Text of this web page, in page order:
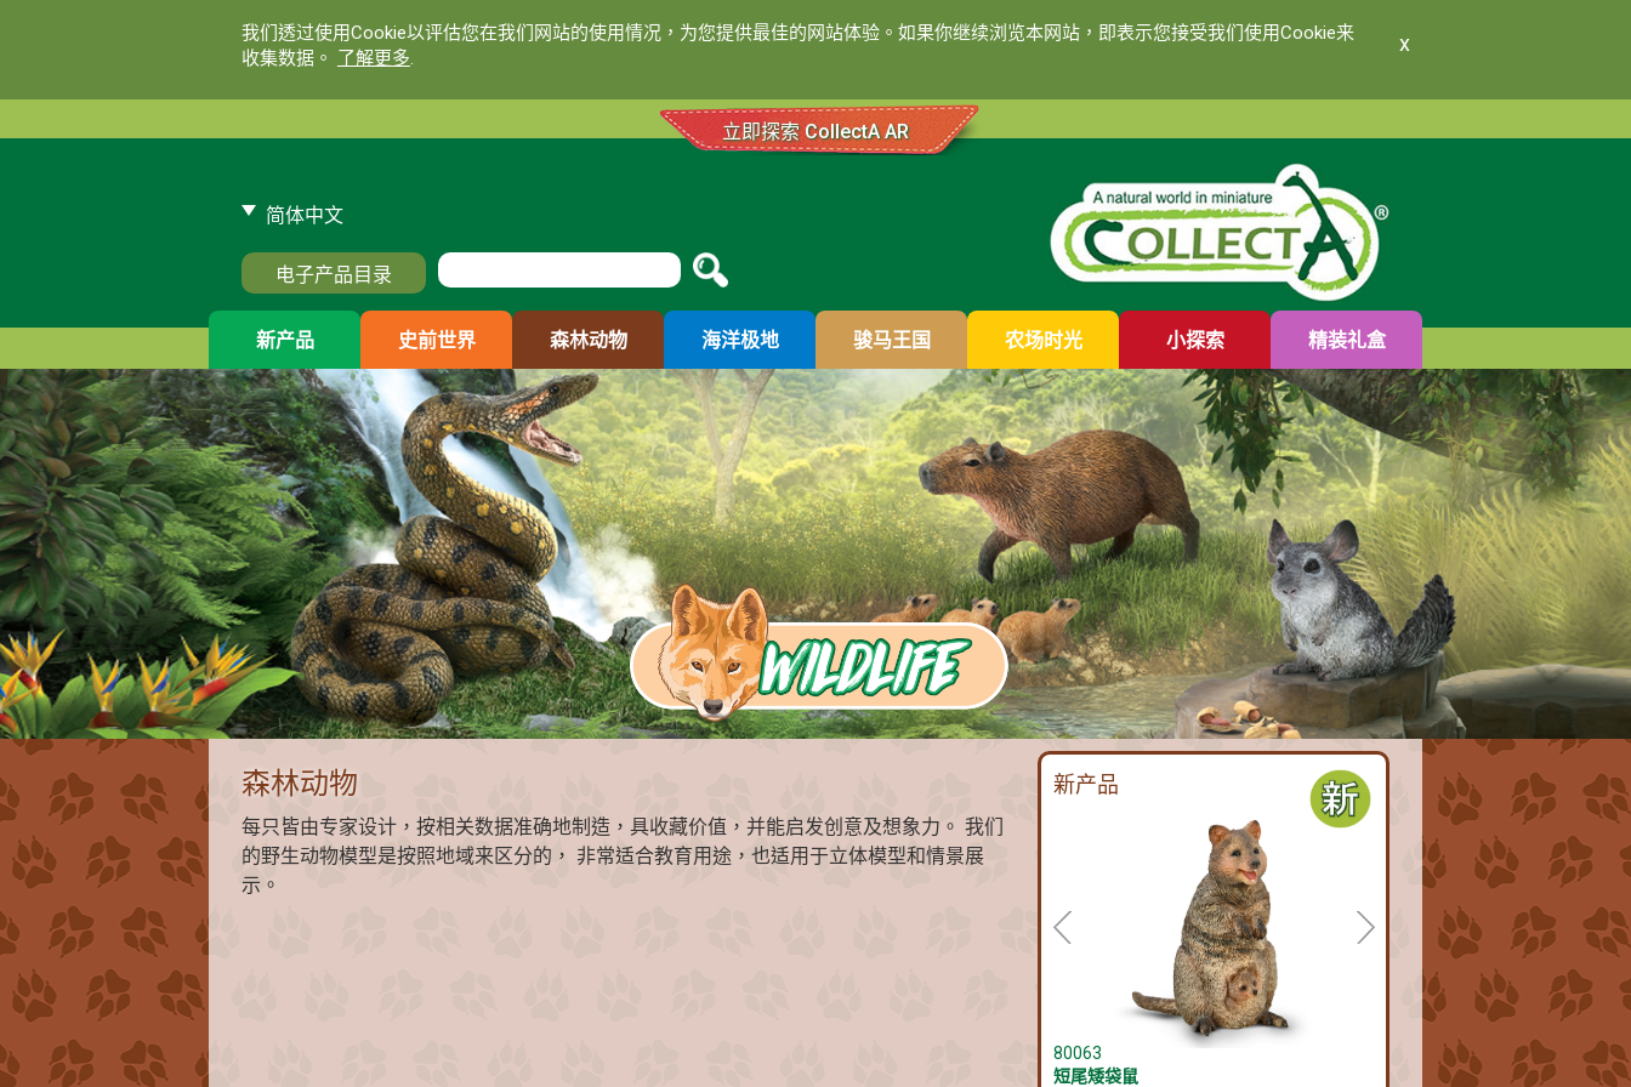
我们透过使用Cookie以评估您在我们网站的使用情况，为您提供最佳的网站体验。如果你继续浏览本网站，即表示您接受我们使用Cookie来
收集数据。 了解更多.
x
立即探索 CollectA AR
简体中文
电子产品目录
新产品 史前世界 森林动物 海洋极地 骏马王国 农场时光 小探索 精装礼盒
森林动物
每只皆由专家设计，按相关数据准确地制造，具收藏价值，并能启发创意及想象力。 我们
的野生动物模型是按照地域来区分的， 非常适合教育用途，也适用于立体模型和情景展
示。
新产品
80063
短尾矮袋鼠